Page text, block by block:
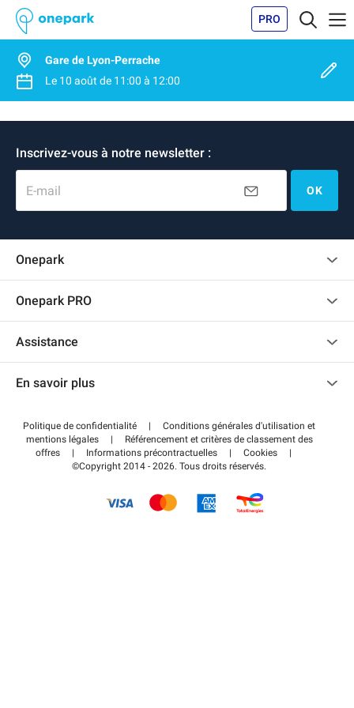
PRO
Gare de Lyon-Perrache
Le 10 août de 11:00 à 12:00
Inscrivez-vous à notre newsletter :
E-mail OK
Onepark
Recrutement
Onepark PRO
Accéder à mon espace partenaire
Assistance
Centre d'aide
Régler votre stationnement FLOW
En savoir plus
Wiki
Guide du stationnement
Politique de confidentialité |
Conditions générales d'utilisation et
mentions légales
|
Référencement et critères de classement des
offres
| Informations précontractuelles | Cookies
|
©Copyright 2014 - 2026. Tous droits réservés.